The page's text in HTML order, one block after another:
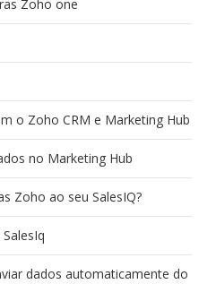
Zoho one
o Zoho CRM e Marketing Hub
no Marketing Hub
Zoho ao seu SalesIQ?
dados automaticamente do